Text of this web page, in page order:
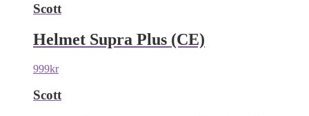
Scott
Helmet Supra Plus (CE)
999kr
Scott